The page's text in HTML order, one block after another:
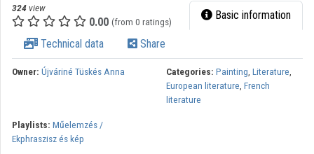
Organization playlists
Organizations
Contributors
324 view
0.00 (from 0 ratings) Basic information
Technical data Share
Owner: Újváriné Tüskés Anna Categories: Painting, Literature,
European literature, French
literature
Playlists: Műelemzés /
Ekphraszisz és kép